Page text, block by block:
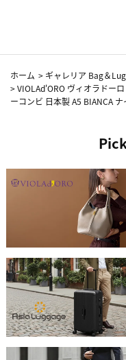
ホーム > ギャレリア Bag＆
>VIOLAd'ORO ヴィオラドー
ーコンビ 日本製 A5 BIANCA